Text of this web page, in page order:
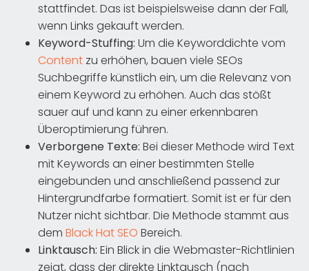
stattfindet. Das ist beispielsweise dann der Fall,
wenn Links gekauft werden.
Keyword-Stuffing: Um die Keyworddichte vom
Content zu erhöhen, bauen viele SEOs
Suchbegriffe künstlich ein, um die Relevanz von
einem Keyword zu erhöhen. Auch das stößt
sauer auf und kann zu einer erkennbaren
Überoptimierung führen.
Verborgene Texte: Bei dieser Methode wird Text
mit Keywords an einer bestimmten Stelle
eingebunden und anschließend passend zur
Hintergrundfarbe formatiert. Somit ist er für den
Nutzer nicht sichtbar. Die Methode stammt aus
dem Black Hat SEO Bereich.
Linktausch: Ein Blick in die Webmaster-Richtlinien
zeigt, dass der direkte Linktausch (nach